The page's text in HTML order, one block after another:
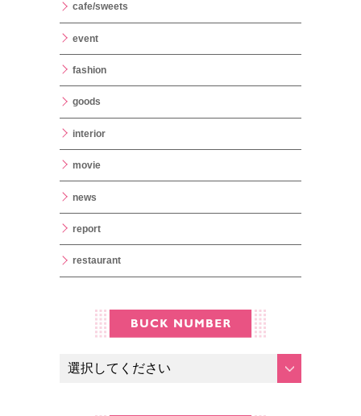
cafe/sweets
event
fashion
goods
interior
movie
news
report
restaurant